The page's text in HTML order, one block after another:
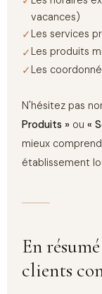
vacances)
Les services
Les produits
Les
N'hésitez pas
Produits » ou«
mieux
établissement
En
clients